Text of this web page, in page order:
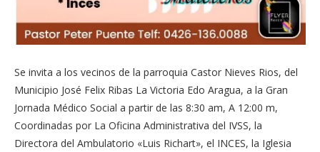
Se invita a los vecinos de la parroquia Castor Nieves Rios, del
Municipio José Felix Ribas La Victoria Edo Aragua, a la Gran
Jornada Médico Social a partir de las 8:30 am, A 12:00 m,
Coordinadas por La Oficina Administrativa del IVSS, la
Directora del Ambulatorio «Luis Richart», el INCES, la Iglesia